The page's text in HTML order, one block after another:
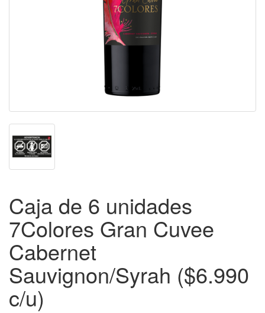
Caja de 6 unidades
7Colores Gran Cuvee
Cabernet
Sauvignon/Syrah ($6.990
c/u)